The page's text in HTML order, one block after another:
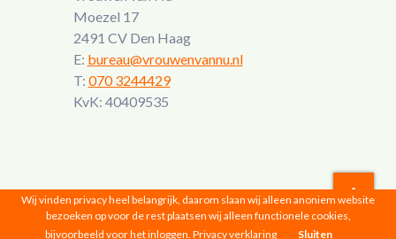
Moezel 17
2491 CV Den Haag
E: bureau@vrouwenvannu.nl
T: 070 3244429
KvK: 40409535
Vrouwen van Nu © 2026 |Privacyverklaring
Wij vinden privacy heel belangrijk, daarom slaan wij alleen anoniem website
bezoeken op voor de rest plaatsen wij alleen functionele cookies,
bijvoorbeeld voor het inloggen. Privacy verklaring Sluiten